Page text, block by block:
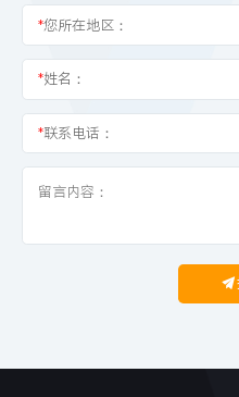
*您所在地区：
*姓名：
*联系电话：